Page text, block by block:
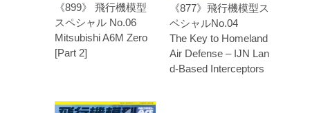
《899》 飛行機模型
スペシャル No.06
Mitsubishi A6M Zero
[Part 2]
《877》飛行機模型ス
ペシャルNo.04
The Key to Homeland
Air Defense – IJN Lan
d-Based Interceptors